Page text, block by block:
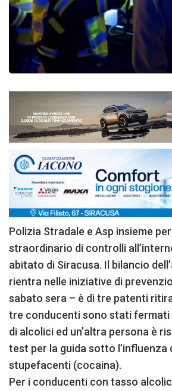
Polizia Stradale e Asp insieme
straordinario di controlli
abitato di Siracusa. Il bilancio
rientra nelle iniziative di
sabato sera – è di tre patenti
tre conducenti sono stati fermati
di alcolici ed un’altra persona è
test per la guida sotto l’influenza
stupefacenti (cocaina).
Per i conducenti con tasso